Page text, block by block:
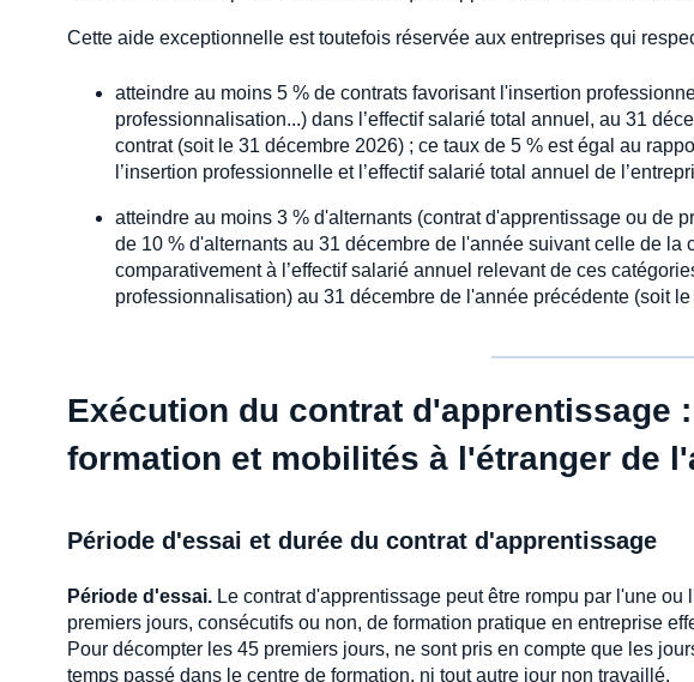
Cette aide exceptionnelle est toutefois réservée aux entreprises qui
atteindre au moins 5 % de contrats favorisant l'insertion
professionnalisation...) dans l’effectif salarié total annuel, au 31
contrat (soit le 31 décembre 2026) ; ce taux de 5 % est égal au
l’insertion professionnelle et l’effectif salarié total annuel de
atteindre au moins 3 % d'alternants (contrat d'apprentissage ou de
de 10 % d'alternants au 31 décembre de l'année suivant celle de la
comparativement à l’effectif salarié annuel relevant de ces
professionnalisation) au 31 décembre de l'année précédente (soit
Exécution du contrat d'apprentissage
formation et mobilités à l'étranger de
Période d'essai et durée du contrat d'apprentissage
Période d'essai. Le contrat d'apprentissage peut être rompu par l'une
premiers jours, consécutifs ou non, de formation pratique en entreprise
Pour décompter les 45 premiers jours, ne sont pris en compte que les
temps passé dans le centre de formation, ni tout autre jour non travaillé.